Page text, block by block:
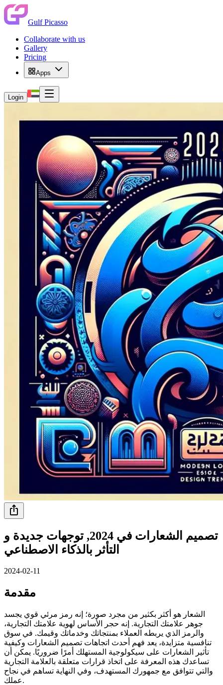
Gulf Picasso
Collaborate with us
Gallery
Pricing
Apps
Login
تصميم الشعارات في 2024, توجهات جديدة و
التأثر بالذكاء الاصطناعي
2024-02-11
مقدمة
الشعار هو أكثر بكثير من مجرد صورة؛ إنه رمز مرئي قوي يجسد
جوهر علامتك التجارية. إنه حجر الأساس لهوية علامتك التجارية،
والرمز الذي يربطه العملاء بمنتجاتك وخدماتك وقيمك. في سوق
تنافسية متزايدة، يعد فهم أحدث اتجاهات تصميم الشعارات وكيفية
تأثير الشعارات على سيكولوجية المستهلك أمرًا ضروريًا. يمكن أن
تساعدك هذه المعرفة على اتخاذ قرارات متعلقة بالعلامة التجارية
والتي تتوافق مع جمهورك المستهدف، وفي النهاية تساهم في نجاح
عملك.